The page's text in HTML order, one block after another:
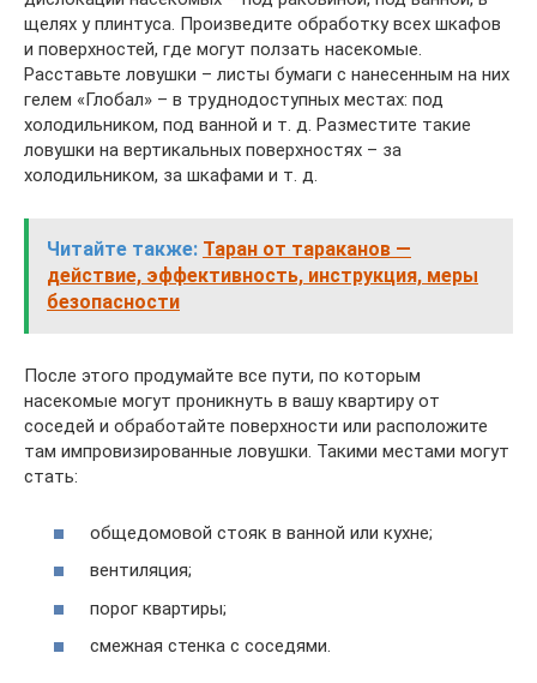
щелях у плинтуса. Произведите обработку всех шкафов
и поверхностей, где могут ползать насекомые.
Расставьте ловушки – листы бумаги с нанесенным на них
гелем «Глобал» – в труднодоступных местах: под
холодильником, под ванной и т. д. Разместите такие
ловушки на вертикальных поверхностях – за
холодильником, за шкафами и т. д.
Читайте также: Таран от тараканов —
действие, эффективность, инструкция, меры
безопасности
После этого продумайте все пути, по которым
насекомые могут проникнуть в вашу квартиру от
соседей и обработайте поверхности или расположите
там импровизированные ловушки. Такими местами могут
стать:
общедомовой стояк в ванной или кухне;
вентиляция;
порог квартиры;
смежная стенка с соседями.